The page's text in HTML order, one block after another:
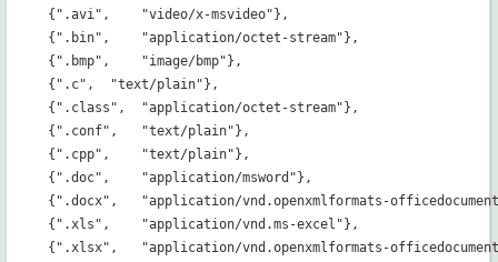
{".avi",    "video/x-msvideo"},
{".bin",    "application/octet-stream"},
{".bmp",    "image/bmp"},
{".c",  "text/plain"},
{".class",  "application/octet-stream"},
{".conf",   "text/plain"},
{".cpp",    "text/plain"},
{".doc",    "application/msword"},
{".docx",   "application/vnd.openxmlformats-
{".xls",    "application/vnd.ms-excel"},
{".xlsx",   "application/vnd.openxmlformats-